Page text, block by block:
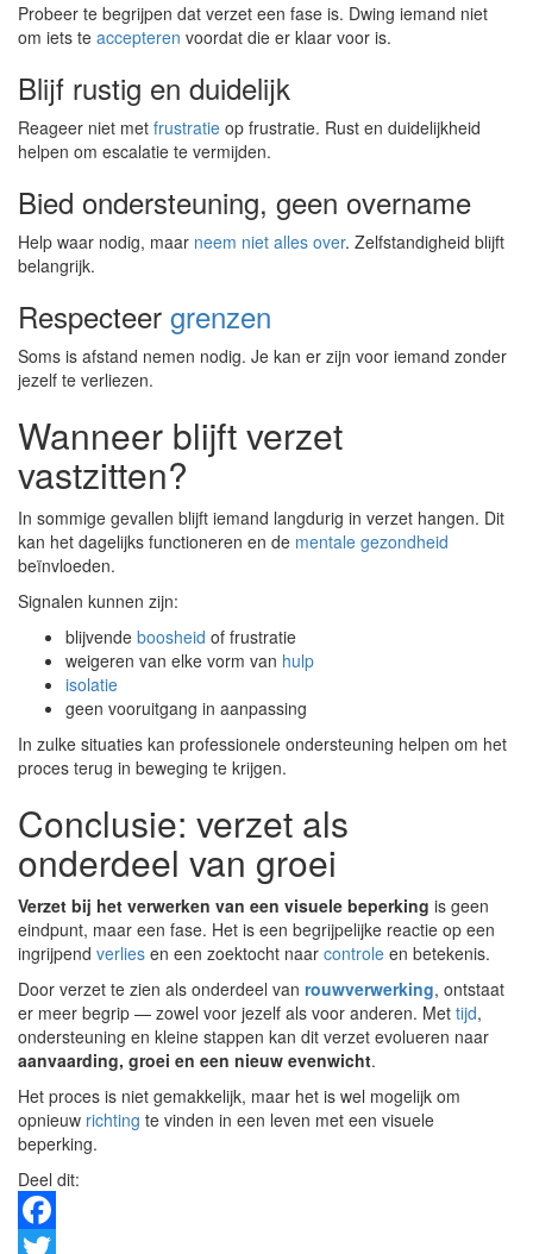
Probeer te begrijpen dat verzet een fase is. Dwing iemand niet
om iets te accepteren voordat die er klaar voor is.
Blijf rustig en duidelijk
Reageer niet met frustratie op frustratie. Rust en duidelijkheid
helpen om escalatie te vermijden.
Bied ondersteuning, geen overname
Help waar nodig, maar neem niet alles over. Zelfstandigheid blijft
belangrijk.
Respecteer grenzen
Soms is afstand nemen nodig. Je kan er zijn voor iemand zonder
jezelf te verliezen.
Wanneer blijft verzet
vastzitten?
In sommige gevallen blijft iemand langdurig in verzet hangen. Dit
kan het dagelijks functioneren en de mentale gezondheid
beïnvloeden.
Signalen kunnen zijn:
blijvende boosheid of frustratie
weigeren van elke vorm van hulp
isolatie
geen vooruitgang in aanpassing
In zulke situaties kan professionele ondersteuning helpen om het
proces terug in beweging te krijgen.
Conclusie: verzet als
onderdeel van groei
Verzet bij het verwerken van een visuele beperking is geen
eindpunt, maar een fase. Het is een begrijpelijke reactie op een
ingrijpend verlies en een zoektocht naar controle en betekenis.
Door verzet te zien als onderdeel van rouwverwerking, ontstaat
er meer begrip — zowel voor jezelf als voor anderen. Met tijd,
ondersteuning en kleine stappen kan dit verzet evolueren naar
aanvaarding, groei en een nieuw evenwicht.
Het proces is niet gemakkelijk, maar het is wel mogelijk om
opnieuw richting te vinden in een leven met een visuele
beperking.
Deel dit:
Facebook